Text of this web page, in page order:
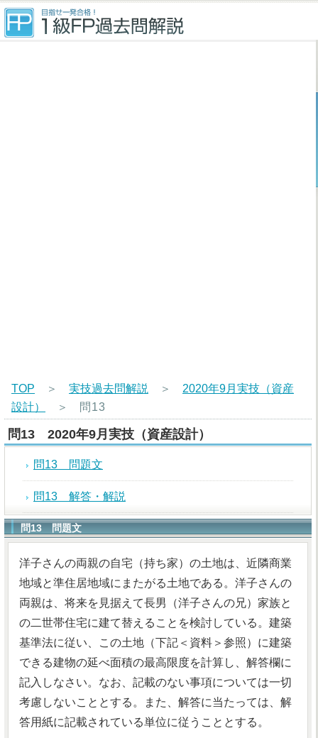
TOP ＞ 実技過去問解説 ＞ 2020年9月実技（資産
設計）
＞ 問13
問13 2020年9月実技（資産設計）
問13 問題文
問13 解答・解説
問13 問題文
洋子さんの両親の自宅（持ち家）の土地は、近隣商業
地域と準住居地域にまたがる土地である。洋子さんの
両親は、将来を見据えて長男（洋子さんの兄）家族と
の二世帯住宅に建て替えることを検討している。建築
基準法に従い、この土地（下記＜資料＞参照）に建築
できる建物の延べ面積の最高限度を計算し、解答欄に
記入しなさい。なお、記載のない事項については一切
考慮しないこととする。また、解答に当たっては、解
答用紙に記載されている単位に従うこととする。